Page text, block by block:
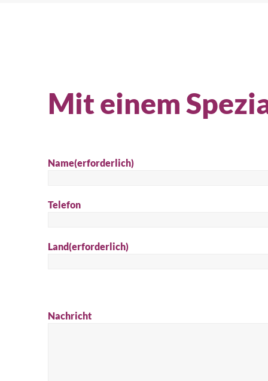
Mit einem
Name(erforderlich)
Telefon
Land(erforderlich)
Nachricht